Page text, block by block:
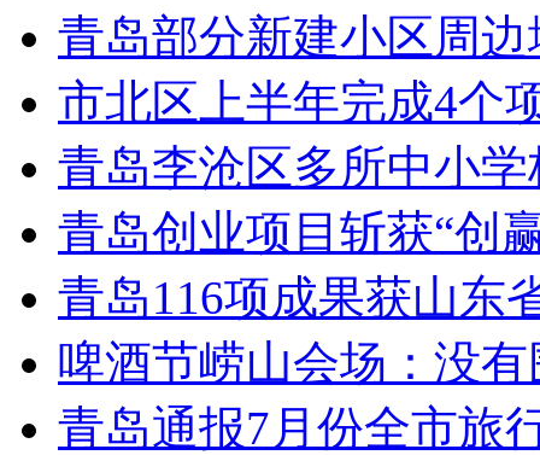
青岛部分新建小区周
市北区上半年完成4个
青岛李沧区多所中小
青岛创业项目斩获“创
青岛116项成果获山东
啤酒节崂山会场：没有
青岛通报7月份全市旅